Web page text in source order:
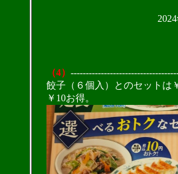
（4）
餃子（６個入）とのセットは￥
￥10お得。